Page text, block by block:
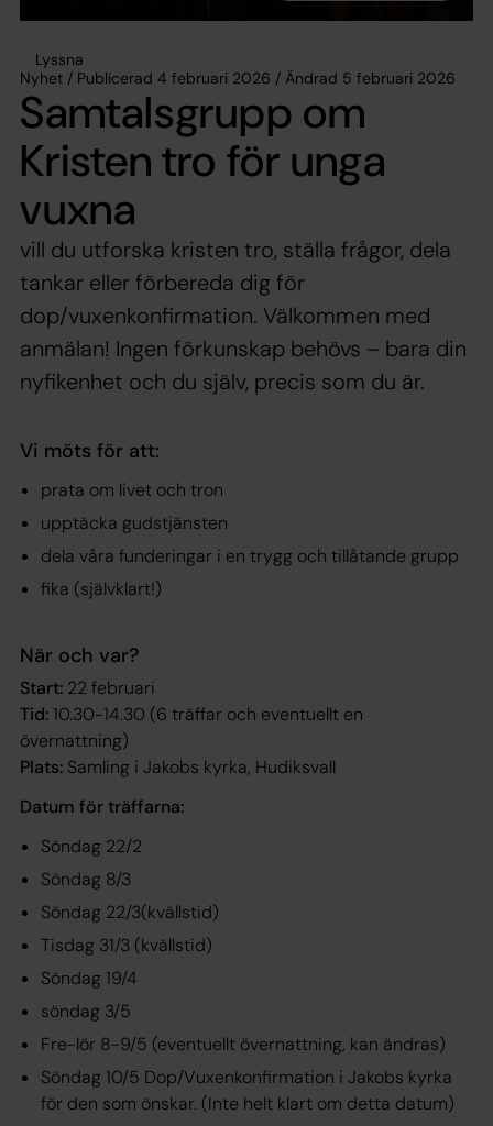
Lyssna
Nyhet / Publicerad 4 februari 2026 / Ändrad 5 februari 2026
Samtalsgrupp om
Kristen tro för unga
vuxna
vill du utforska kristen tro, ställa frågor, dela
tankar eller förbereda dig för
dop/vuxenkonfirmation. Välkommen med
anmälan! Ingen förkunskap behövs – bara din
nyfikenhet och du själv, precis som du är.
Vi möts för att:
prata om livet och tron
upptäcka gudstjänsten
dela våra funderingar i en trygg och tillåtande grupp
fika (självklart!)
När och var?
Start: 22 februari
Tid: 10.30-14.30 (6 träffar och eventuellt en
övernattning)
Plats: Samling i Jakobs kyrka, Hudiksvall
Datum för träffarna:
Söndag 22/2
Söndag 8/3
Söndag 22/3(kvällstid)
Tisdag 31/3 (kvällstid)
Söndag 19/4
söndag 3/5
Fre-lör 8-9/5 (eventuellt övernattning, kan ändras)
Söndag 10/5 Dop/Vuxenkonfirmation i Jakobs kyrka
för den som önskar. (Inte helt klart om detta datum)